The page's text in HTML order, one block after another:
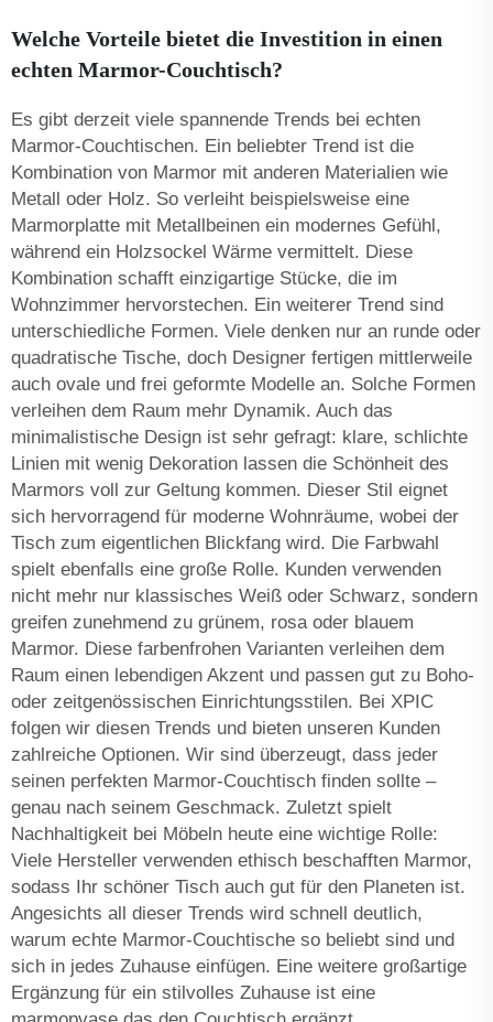
Welche Vorteile bietet die Investition in einen
echten Marmor-Couchtisch?
Es gibt derzeit viele spannende Trends bei echten
Marmor-Couchtischen. Ein beliebter Trend ist die
Kombination von Marmor mit anderen Materialien wie
Metall oder Holz. So verleiht beispielsweise eine
Marmorplatte mit Metallbeinen ein modernes Gefühl,
während ein Holzsockel Wärme vermittelt. Diese
Kombination schafft einzigartige Stücke, die im
Wohnzimmer hervorstechen. Ein weiterer Trend sind
unterschiedliche Formen. Viele denken nur an runde oder
quadratische Tische, doch Designer fertigen mittlerweile
auch ovale und frei geformte Modelle an. Solche Formen
verleihen dem Raum mehr Dynamik. Auch das
minimalistische Design ist sehr gefragt: klare, schlichte
Linien mit wenig Dekoration lassen die Schönheit des
Marmors voll zur Geltung kommen. Dieser Stil eignet
sich hervorragend für moderne Wohnräume, wobei der
Tisch zum eigentlichen Blickfang wird. Die Farbwahl
spielt ebenfalls eine große Rolle. Kunden verwenden
nicht mehr nur klassisches Weiß oder Schwarz, sondern
greifen zunehmend zu grünem, rosa oder blauem
Marmor. Diese farbenfrohen Varianten verleihen dem
Raum einen lebendigen Akzent und passen gut zu Boho-
oder zeitgenössischen Einrichtungsstilen. Bei XPIC
folgen wir diesen Trends und bieten unseren Kunden
zahlreiche Optionen. Wir sind überzeugt, dass jeder
seinen perfekten Marmor-Couchtisch finden sollte –
genau nach seinem Geschmack. Zuletzt spielt
Nachhaltigkeit bei Möbeln heute eine wichtige Rolle:
Viele Hersteller verwenden ethisch beschafften Marmor,
sodass Ihr schöner Tisch auch gut für den Planeten ist.
Angesichts all dieser Trends wird schnell deutlich,
warum echte Marmor-Couchtische so beliebt sind und
sich in jedes Zuhause einfügen. Eine weitere großartige
Ergänzung für ein stilvolles Zuhause ist eine